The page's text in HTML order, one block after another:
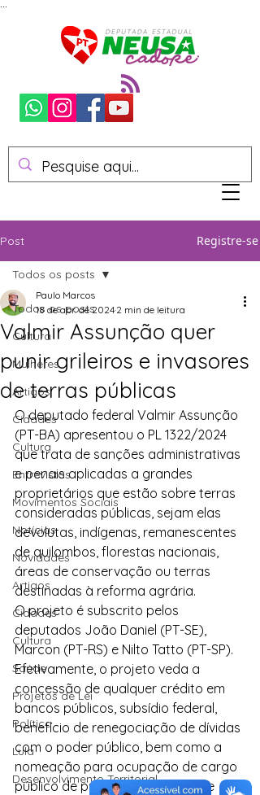
Post Registre-se
Todos os posts
Cultura
Mulheres
Artigos
Cidades
Cultura
Entrevistas
Movimentos Sociais
Notícias
Novidades
Artigos
Cidades
Cultura
Saúde
Projetos de Lei
Política
Lula
Desenvolvimento Territorial
Todos os posts
Valmir Assunção quer
punir grileiros e invasores
de terras públicas
Paulo Marcos
18 de abr. de 2024 2 min de leitura
O deputado federal Valmir Assunção
(PT-BA) apresentou o PL 1322/2024
que trata de sanções administrativas
e penais aplicadas a grandes
proprietários que estão sobre terras
consideradas públicas, sejam elas
devolutas, indígenas, remanescentes
de quilombos, florestas nacionais,
áreas de conservação ou terras
destinadas à reforma agrária.
O projeto é subscrito pelos
deputados João Daniel (PT-SE),
Marcon (PT-RS) e Nilto Tatto (PT-SP).
Efetivamente, o projeto veda a
concessão de qualquer crédito em
bancos públicos, subsídio federal,
benefício de renegociação de dívidas
com o poder público, bem como a
nomeação para ocupação de cargo
público de provimento efetivo, de